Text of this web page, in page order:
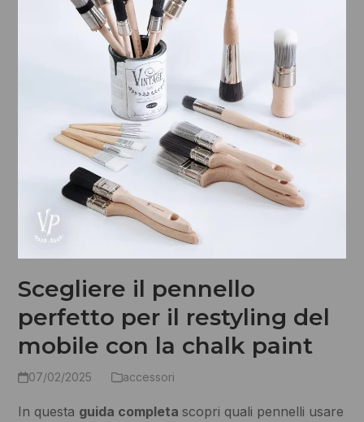
Scegliere il pennello
perfetto per il restyling del
mobile con la chalk paint
07/02/2025 accessori
In questa guida completa scopri quali pennelli usare